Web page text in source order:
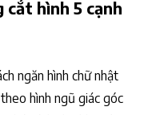
cắt hình 5 cạnh
ngăn hình chữ nhật
hình ngũ giác góc